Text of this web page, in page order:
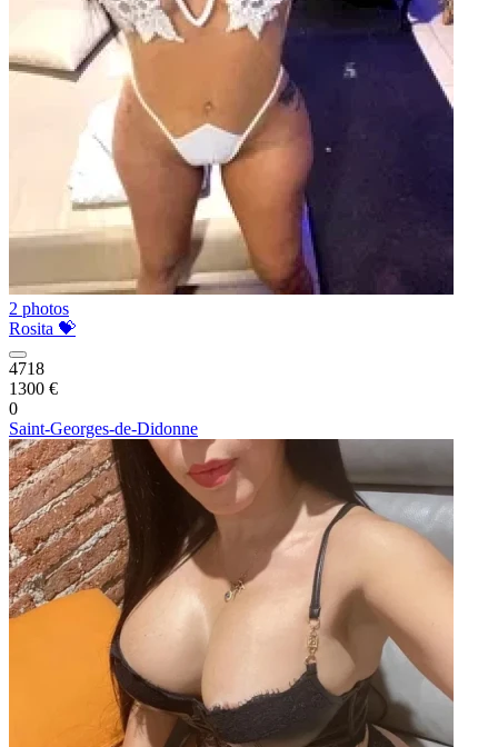
2 photos
Rosita 💝
4718
1300 €
0
Saint-Georges-de-Didonne